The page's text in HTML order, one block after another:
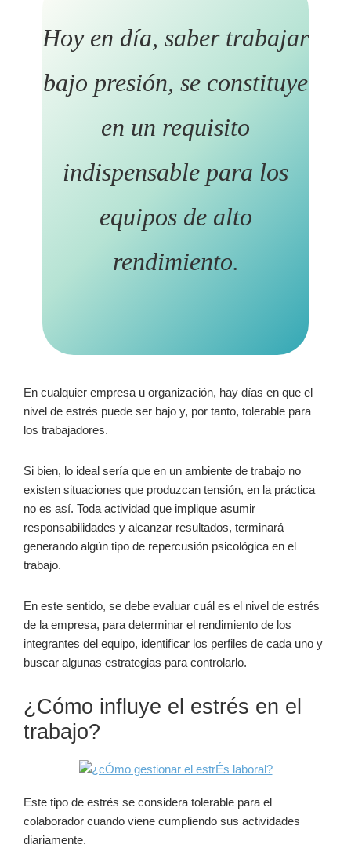
Hoy en día, saber trabajar
bajo presión, se constituye
en un requisito
indispensable para los
equipos de alto
rendimiento.
En cualquier empresa u organización, hay días en que el
nivel de estrés puede ser bajo y, por tanto, tolerable para
los trabajadores.
Si bien, lo ideal sería que en un ambiente de trabajo no
existen situaciones que produzcan tensión, en la práctica
no es así. Toda actividad que implique asumir
responsabilidades y alcanzar resultados, terminará
generando algún tipo de repercusión psicológica en el
trabajo.
En este sentido, se debe evaluar cuál es el nivel de estrés
de la empresa, para determinar el rendimiento de los
integrantes del equipo, identificar los perfiles de cada uno y
buscar algunas estrategias para controlarlo.
¿Cómo influye el estrés en el
trabajo?
Este tipo de estrés se considera tolerable para el
colaborador cuando viene cumpliendo sus actividades
diariamente.